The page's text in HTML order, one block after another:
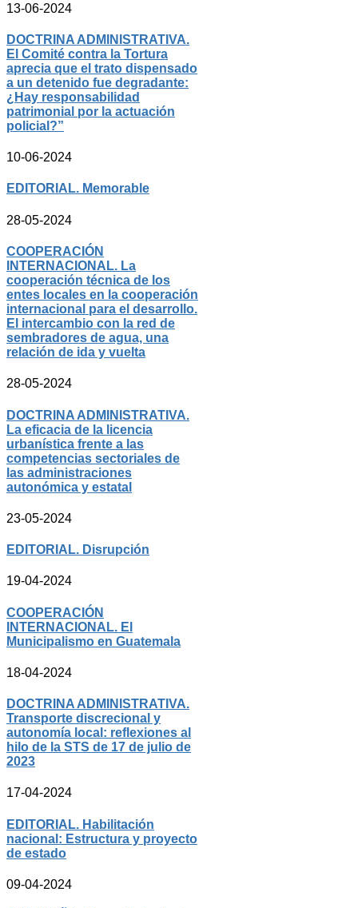
13-06-2024
DOCTRINA ADMINISTRATIVA.
El Comité contra la Tortura
aprecia que el trato dispensado
a un detenido fue degradante:
¿Hay responsabilidad
patrimonial por la actuación
policial?”
10-06-2024
EDITORIAL. Memorable
28-05-2024
COOPERACIÓN
INTERNACIONAL. La
cooperación técnica de los
entes locales en la cooperación
internacional para el desarrollo.
El intercambio con la red de
sembradores de agua, una
relación de ida y vuelta
28-05-2024
DOCTRINA ADMINISTRATIVA.
La eficacia de la licencia
urbanística frente a las
competencias sectoriales de
las administraciones
autonómica y estatal
23-05-2024
EDITORIAL. Disrupción
19-04-2024
COOPERACIÓN
INTERNACIONAL. El
Municipalismo en Guatemala
18-04-2024
DOCTRINA ADMINISTRATIVA.
Transporte discrecional y
autonomía local: reflexiones al
hilo de la STS de 17 de julio de
2023
17-04-2024
EDITORIAL. Habilitación
nacional: Estructura y proyecto
de estado
09-04-2024